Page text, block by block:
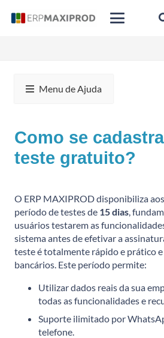
Menu de Ajuda
Como se
teste gratuito?
O ERP MAXIPROD disponibiliza
período de testes de 15 dias ,
usuários testarem as
sistema antes de efetivar a
teste é totalmente rápido e prático
bancários. Este período permite:
Utilizar dados reais da sua
todas as funcionalidades e
Suporte ilimitado por
telefone.